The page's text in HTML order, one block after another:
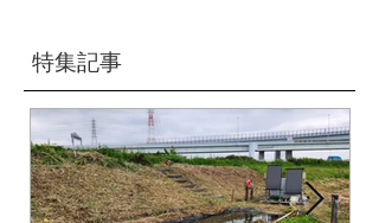
特集記事